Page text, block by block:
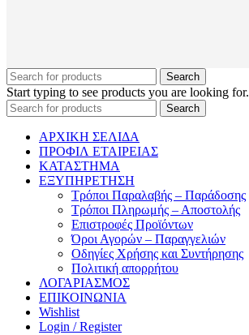
Search
Start typing to see products you are looking for.
Search
ΑΡΧΙΚΗ ΣΕΛΙΔΑ
ΠΡΟΦΙΛ ΕΤΑΙΡΕΙΑΣ
ΚΑΤΑΣΤΗΜΑ
ΕΞΥΠΗΡΕΤΗΣΗ
Τρόποι Παραλαβής – Παράδοσης
Τρόποι Πληρωμής – Αποστολής
Επιστροφές Προϊόντων
Όροι Αγορών – Παραγγελιών
Οδηγίες Χρήσης και Συντήρησης
Πολιτική απορρήτου
ΛΟΓΑΡΙΑΣΜΟΣ
ΕΠΙΚΟΙΝΩΝΙΑ
Wishlist
Login / Register